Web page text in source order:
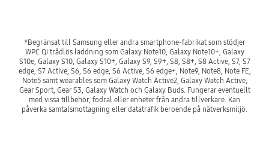
*Begränsat till Samsung eller andra smartphone-fabrikat som stödjer
WPC Qi trådlös laddning som Galaxy Note10, Galaxy Note10+, Galaxy
S10e, Galaxy S10, Galaxy S10+, Galaxy S9, S9+, S8, S8+, S8 Active, S7, S7
edge, S7 Active, S6, S6 edge, S6 Active, S6 edge+, Note9, Note8, Note FE,
Note5 samt wearables som Galaxy Watch Active2, Galaxy Watch Active,
Gear Sport, Gear S3, Galaxy Watch och Galaxy Buds. Fungerar eventuellt
med vissa tillbehör, fodral eller enheter från andra tillverkare. Kan
påverka samtalsmottagning eller datatrafik beroende på nätverksmiljö.